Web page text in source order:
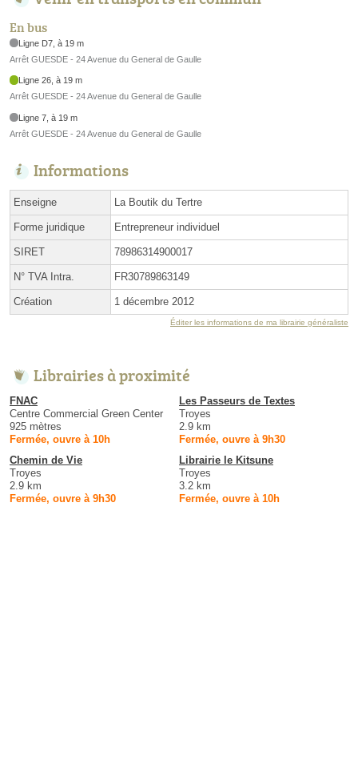
En bus
Ligne D7, à 19 m
Arrêt GUESDE - 24 Avenue du General de Gaulle
Ligne 26, à 19 m
Arrêt GUESDE - 24 Avenue du General de Gaulle
Ligne 7, à 19 m
Arrêt GUESDE - 24 Avenue du General de Gaulle
Informations
Enseigne La Boutik du Tertre
Forme juridique Entrepreneur individuel
SIRET 78986314900017
N° TVA Intra. FR30789863149
Création 1 décembre 2012
Éditer les informations de ma librairie généraliste
Librairies à proximité
FNAC
Centre Commercial Green Center
925 mètres
Fermée, ouvre à 10h
Les Passeurs de Textes
Troyes
2.9 km
Fermée, ouvre à 9h30
Chemin de Vie
Troyes
2.9 km
Fermée, ouvre à 9h30
Librairie le Kitsune
Troyes
3.2 km
Fermée, ouvre à 10h